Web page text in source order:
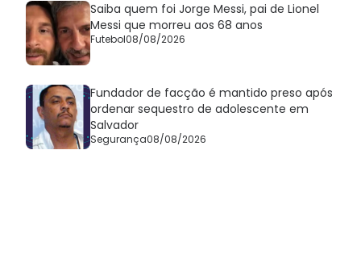
Saiba quem foi Jorge Messi, pai de Lionel
Messi que morreu aos 68 anos
Futebol08/08/2026
Fundador de facção é mantido preso após
ordenar sequestro de adolescente em
Salvador
Segurança08/08/2026